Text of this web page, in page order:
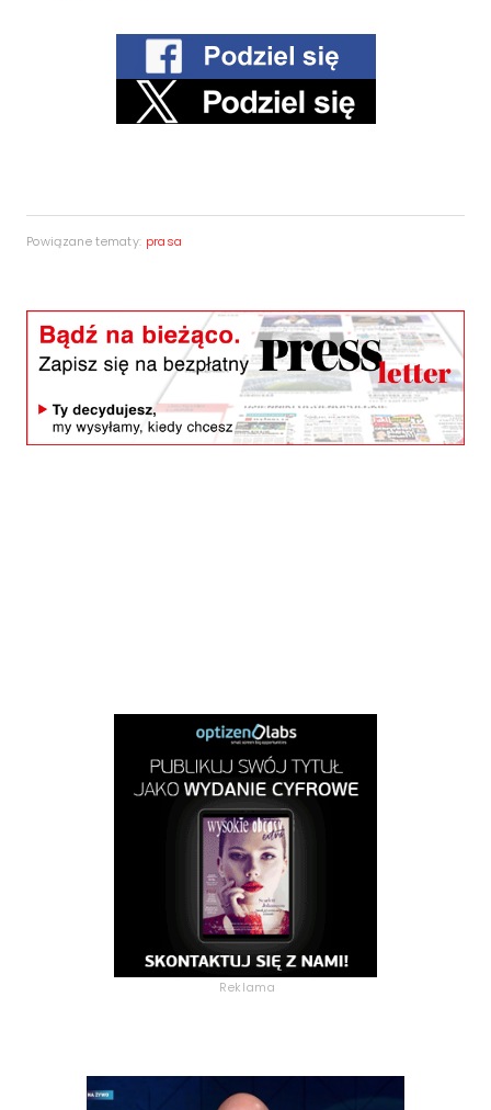
Powiązane tematy: prasa
Reklama